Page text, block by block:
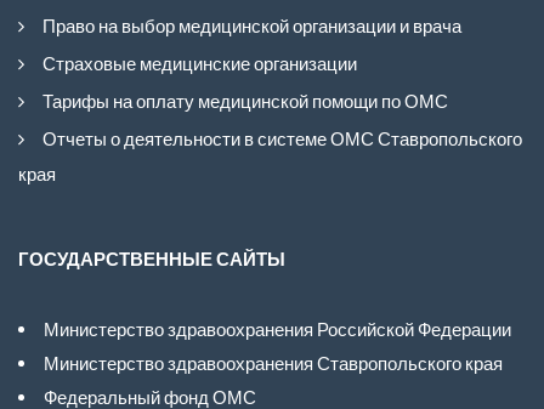
Право на выбор медицинской организации и врача
Страховые медицинские организации
Тарифы на оплату медицинской помощи по ОМС
Отчеты о деятельности в системе ОМС Ставропольского
края
ГОСУДАРСТВЕННЫЕ САЙТЫ
Министерство здравоохранения Российской Федерации
Министерство здравоохранения Ставропольского края
Федеральный фонд ОМС